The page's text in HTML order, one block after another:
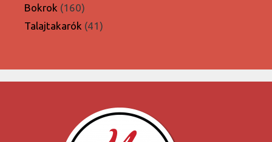
Bokrok 160160
termék
Talajtakarók 4141